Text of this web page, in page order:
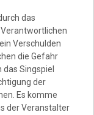
das
Verantwortlichen
Verschulden
die Gefahr
Singspiel
der
Es komme
der Veranstalter